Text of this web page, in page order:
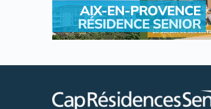
AIX-EN-PROVENCE
RÉSIDENCE SENIOR